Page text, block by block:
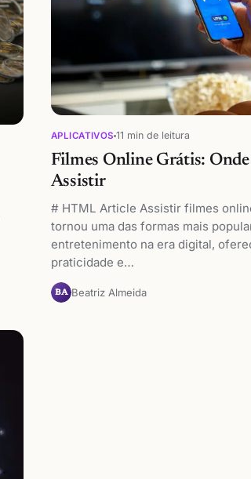
APLICATIVOS 11 min de leitura
Filmes Online Grátis:
Assistir
# HTML Article Assistir filmes
tornou uma das formas mais
entretenimento na era digital,
praticidade e…
BA Beatriz Almeida